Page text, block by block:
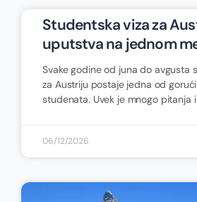
Studentska viza za
uputstva na jednom
Svake godine od juna do avgusta
za Austriju postaje jedna od
studenata. Uvek je mnogo pitanja i
06/12/2026